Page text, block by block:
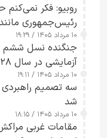
روبیو: فکر نمی‌کنم
رئیس‌جمهوری مانند
کسی که واقعاً دست
۱۰ مرداد ۱۴۰۵ / ۱۹:۲۹
آزمایشی در سال ۲۰۲۸ انجام می‌شود
۱۰ مرداد ۱۴۰۵ / ۱۹:۱۱
سه تصمیم راهبردی
شد
۱۰ مرداد ۱۴۰۵ / ۱۸:۱۵
مقامات غربی